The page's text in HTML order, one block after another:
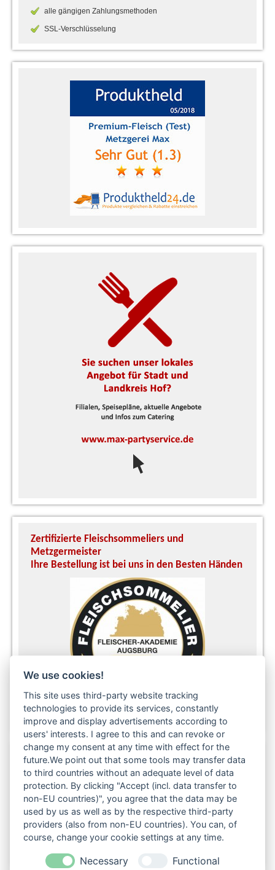
We use cookies!
This site uses third-party website tracking
technologies to provide its services, constantly
improve and display advertisements according to
users' interests. I agree to this and can revoke or
change my consent at any time with effect for the
future.We point out that some tools may transfer data
to third countries without an adequate level of data
protection. By clicking "Accept (incl. data transfer to
non-EU countries)", you agree that the data may be
used by us as well as by the respective third-party
providers (also from non-EU countries). You can, of
course, change your cookie settings at any time.
Necessary Functional
alle gängigen Zahlungsmethoden
SSL-Verschlüsselung
Zertifizierte Fleischsommeliers und
Metzgermeister
Ihre Bestellung ist bei uns in den Besten Händen
Folgen Sie uns auch in den sozialen Netzwerken: